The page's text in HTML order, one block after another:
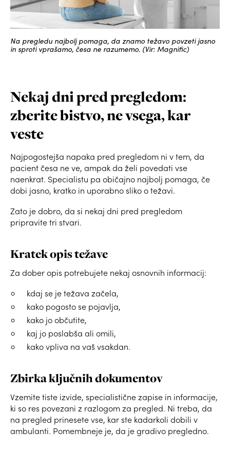
Na pregledu najbolj pomaga, da znamo težavo povzeti jasno
in sproti vprašamo, česa ne razumemo. (Vir: Magnific)
Nekaj dni pred pregledom:
zberite bistvo, ne vsega, kar
veste
Najpogostejša napaka pred pregledom ni v tem, da
pacient česa ne ve, ampak da želi povedati vse
naenkrat. Specialistu pa običajno najbolj pomaga, če
dobi jasno, kratko in uporabno sliko o težavi.
Zato je dobro, da si nekaj dni pred pregledom
pripravite tri stvari.
Kratek opis težave
Za dober opis potrebujete nekaj osnovnih informacij:
kdaj se je težava začela,
kako pogosto se pojavlja,
kako jo občutite,
kaj jo poslabša ali omili,
kako vpliva na vaš vsakdan.
Zbirka ključnih dokumentov
Vzemite tiste izvide, specialistične zapise in informacije,
ki so res povezani z razlogom za pregled. Ni treba, da
na pregled prinesete vse, kar ste kadarkoli dobili v
ambulanti. Pomembneje je, da je gradivo pregledno.